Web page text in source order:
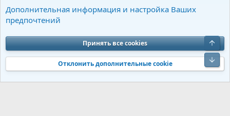
Cookies Charm by DCom
Обратная связь
Условия и правила
Политика конфиденциальности
Помощь
S
S
Community platform by XenForo® © 2010-2026 XenForo Ltd. Перевод от
Jumuro®|Media embeds via s9e/MediaSites
Дополнительная информация и настройка Ваших
предпочтений
Принять все cookies
Отклонить дополнительные cookie
Верх
Низ